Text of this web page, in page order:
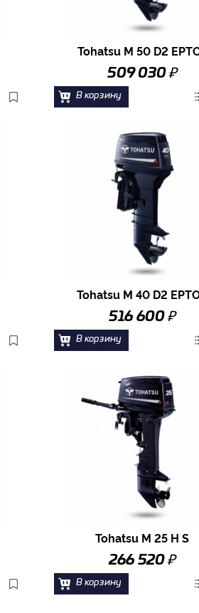
Tohatsu M 50 D2
509 030 ₽
В корзину
Tohatsu M 40 D2
516 600 ₽
В корзину
Tohatsu M 25 H S
266 520 ₽
В корзину